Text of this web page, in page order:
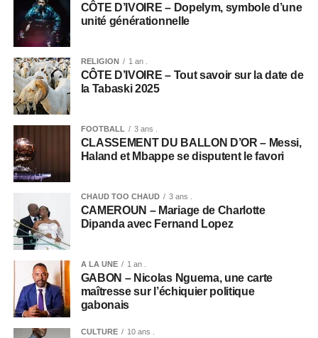
CÔTE D’IVOIRE – Dopelym, symbole d’une
unité générationnelle
RELIGION 1 an .
CÔTE D’IVOIRE – Tout savoir sur la date de
la Tabaski 2025
FOOTBALL 3 ans .
CLASSEMENT DU BALLON D’OR – Messi,
Haland et Mbappe se disputent le favori
CHAUD TOO CHAUD 3 ans .
CAMEROUN – Mariage de Charlotte
Dipanda avec Fernand Lopez
A LA UNE 1 an .
GABON – Nicolas Nguema, une carte
maîtresse sur l’échiquier politique
gabonais
CULTURE 10 ans .